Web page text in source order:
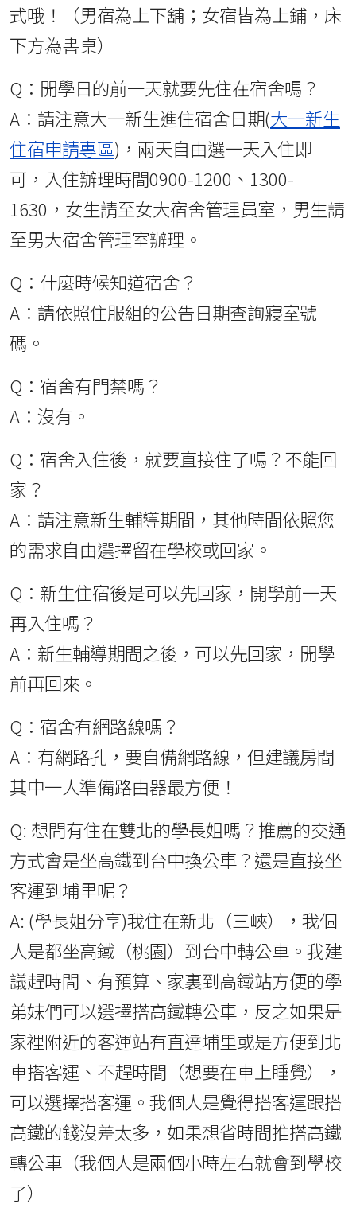
式哦！（男宿為上下舖；女宿皆為上鋪，床
下方為書桌）
Q：開學日的前一天就要先住在宿舍嗎？
A：請注意大一新生進住宿舍日期(大一新生
住宿申請專區)，兩天自由選一天入住即
可，入住辦理時間0900-1200、1300-
1630，女生請至女大宿舍管理員室，男生請
至男大宿舍管理室辦理。
Q：什麼時候知道宿舍？
A：請依照住服組的公告日期查詢寢室號
碼。
Q：宿舍有門禁嗎？
A：沒有。
Q：宿舍入住後，就要直接住了嗎？不能回
家？
A：請注意新生輔導期間，其他時間依照您
的需求自由選擇留在學校或回家。
Q：新生住宿後是可以先回家，開學前一天
再入住嗎？
A：新生輔導期間之後，可以先回家，開學
前再回來。
Q：宿舍有網路線嗎？
A：有網路孔，要自備網路線，但建議房間
其中一人準備路由器最方便！
Q: 想問有住在雙北的學長姐嗎？推薦的交通
方式會是坐高鐵到台中換公車？還是直接坐
客運到埔里呢？
A: (學長姐分享)我住在新北（三峽），我個
人是都坐高鐵（桃園）到台中轉公車。我建
議趕時間、有預算、家裏到高鐵站方便的學
弟妹們可以選擇搭高鐵轉公車，反之如果是
家裡附近的客運站有直達埔里或是方便到北
車搭客運、不趕時間（想要在車上睡覺），
可以選擇搭客運。我個人是覺得搭客運跟搭
高鐵的錢沒差太多，如果想省時間推搭高鐵
轉公車（我個人是兩個小時左右就會到學校
了）